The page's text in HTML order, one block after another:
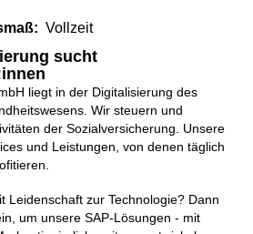
Vollzeit
sucht
liegt in der Digitalisierung des
Wir steuern und
der Sozialversicherung. Unsere
und Leistungen, von denen täglich
Leidenschaft zur Technologie? Dann
um unsere SAP-Lösungen - mit